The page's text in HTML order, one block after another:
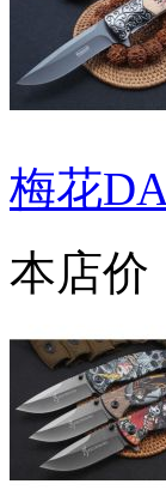
梅花
本店价